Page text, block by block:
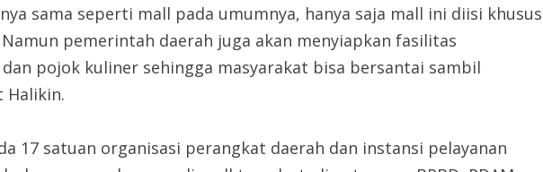
sama seperti mall pada umumnya, hanya saja mall ini diisi khusus
pemerintah daerah juga akan menyiapkan fasilitas
pojok kuliner sehingga masyarakat bisa bersantai sambil
Halikin.
17 satuan organisasi perangkat daerah dan instansi pelayanan